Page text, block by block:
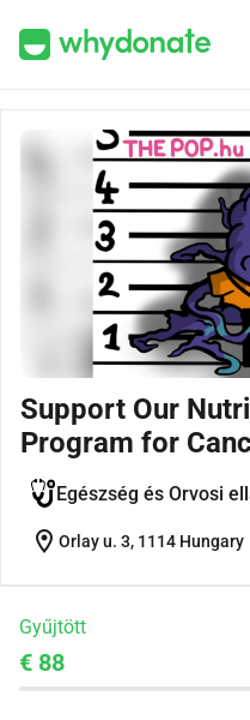
Support Our
Program for
Egészség és Orvosi
location_on Orlay u. 3, 1114 Hungary
Gyűjtött
€ 88